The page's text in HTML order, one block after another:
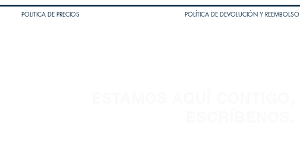
POLITICA DE PRECIOS POLÍTICA DE DEVOLUCIÓN Y REEMBOLSO